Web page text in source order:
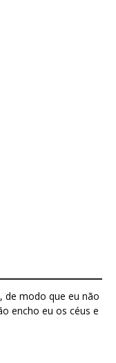
de modo que eu não
encho eu os céus e